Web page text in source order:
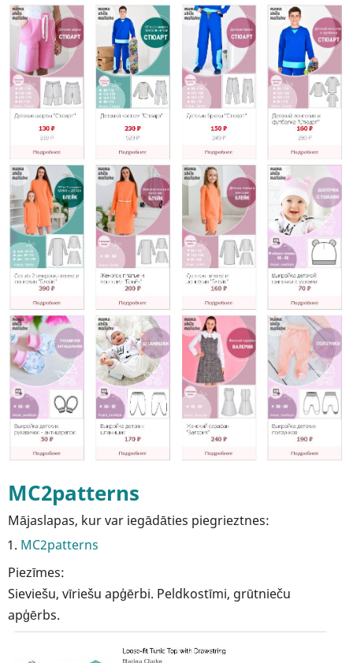
MC2patterns
Mājaslapas, kur var iegādāties piegrieztnes:
MC2patterns
Piezīmes:
Sieviešu, vīriešu apģērbi. Peldkostīmi, grūtnieču
apģērbs.